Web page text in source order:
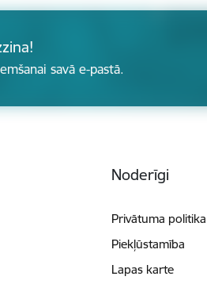
savā e-pastā.
Noderīgi
Privātuma politika
Piekļūstamība
Lapas karte